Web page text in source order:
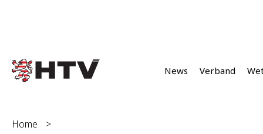
News Verband
Home >